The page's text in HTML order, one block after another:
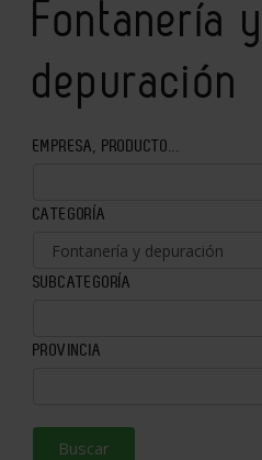
Fontanería y
depuración
EMPRESA, PRODUCTO...
CATEGORÍA
SUBCATEGORÍA
PROVINCIA
Buscar